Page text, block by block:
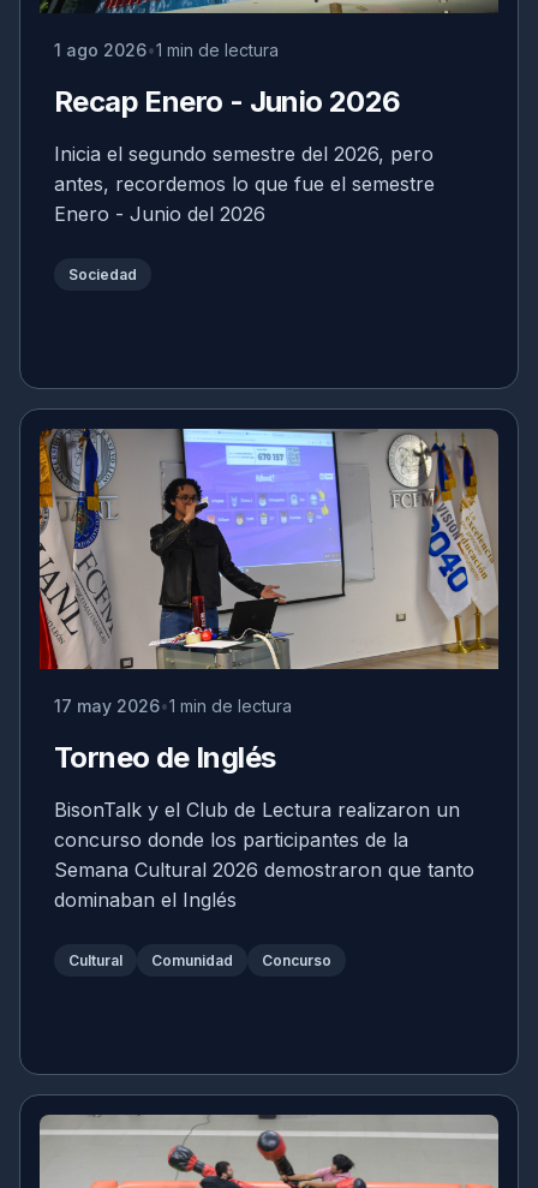
1 ago 2026 1 min de lectura
Recap Enero - Junio 2026
Inicia el segundo semestre del 2026, pero
antes, recordemos lo que fue el semestre
Enero - Junio del 2026
Sociedad
17 may 2026 1 min de lectura
Torneo de Inglés
BisonTalk y el Club de Lectura realizaron un
concurso donde los participantes de la
Semana Cultural 2026 demostraron que tanto
dominaban el Inglés
Cultural Comunidad Concurso